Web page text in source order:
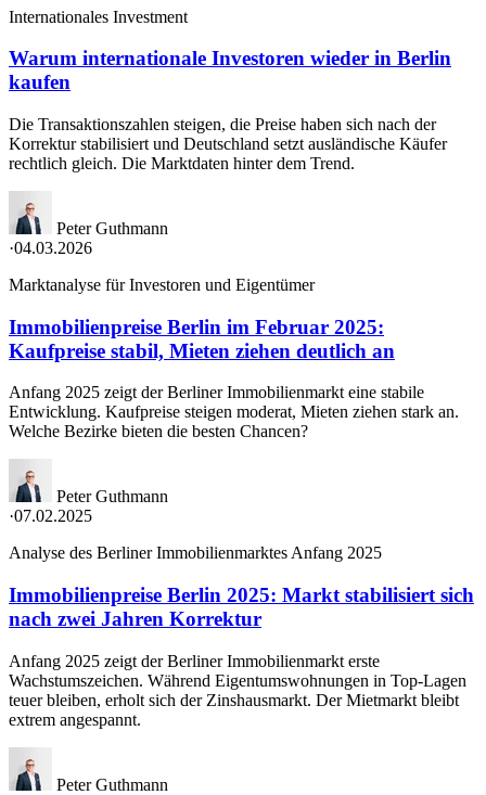
Internationales Investment
Warum internationale Investoren wieder in Berlin
kaufen
Die Transaktionszahlen steigen, die Preise haben sich nach der
Korrektur stabilisiert und Deutschland setzt ausländische Käufer
rechtlich gleich. Die Marktdaten hinter dem Trend.
Peter Guthmann
·04.03.2026
Marktanalyse für Investoren und Eigentümer
Immobilienpreise Berlin im Februar 2025:
Kaufpreise stabil, Mieten ziehen deutlich an
Anfang 2025 zeigt der Berliner Immobilienmarkt eine stabile
Entwicklung. Kaufpreise steigen moderat, Mieten ziehen stark an.
Welche Bezirke bieten die besten Chancen?
Peter Guthmann
·07.02.2025
Analyse des Berliner Immobilienmarktes Anfang 2025
Immobilienpreise Berlin 2025: Markt stabilisiert sich
nach zwei Jahren Korrektur
Anfang 2025 zeigt der Berliner Immobilienmarkt erste
Wachstumszeichen. Während Eigentumswohnungen in Top-Lagen
teuer bleiben, erholt sich der Zinshausmarkt. Der Mietmarkt bleibt
extrem angespannt.
Peter Guthmann